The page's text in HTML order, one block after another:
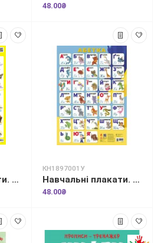
48.00₴
Навчальні плакати. Бережіть природу!
КН1897001У
Навчальні плакати. Абетка
48.00₴